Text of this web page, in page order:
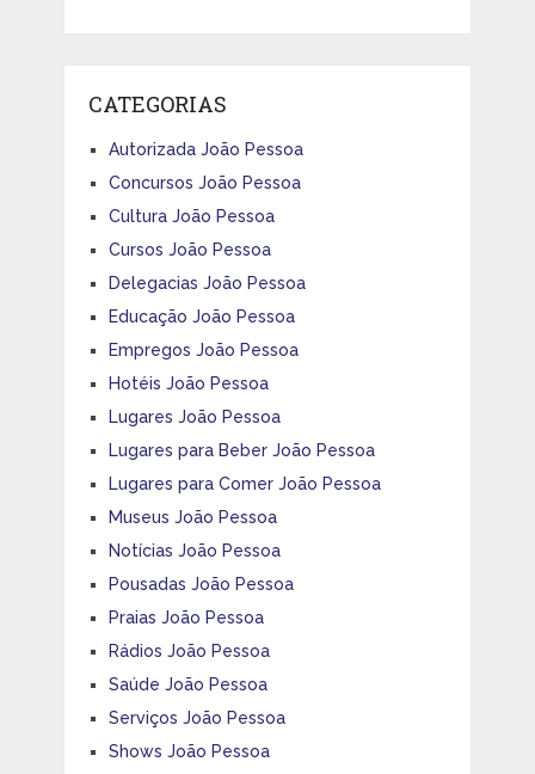
CATEGORIAS
Autorizada João Pessoa
Concursos João Pessoa
Cultura João Pessoa
Cursos João Pessoa
Delegacias João Pessoa
Educação João Pessoa
Empregos João Pessoa
Hotéis João Pessoa
Lugares João Pessoa
Lugares para Beber João Pessoa
Lugares para Comer João Pessoa
Museus João Pessoa
Notícias João Pessoa
Pousadas João Pessoa
Praias João Pessoa
Rádios João Pessoa
Saúde João Pessoa
Serviços João Pessoa
Shows João Pessoa